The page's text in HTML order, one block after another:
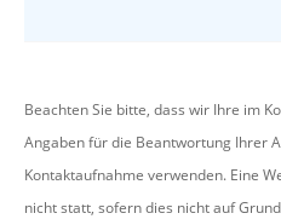
Beachten Sie bitte, dass wir Ihre im
Angaben für die Beantwortung Ihrer
Kontaktaufnahme verwenden. Eine
nicht statt, sofern dies nicht auf